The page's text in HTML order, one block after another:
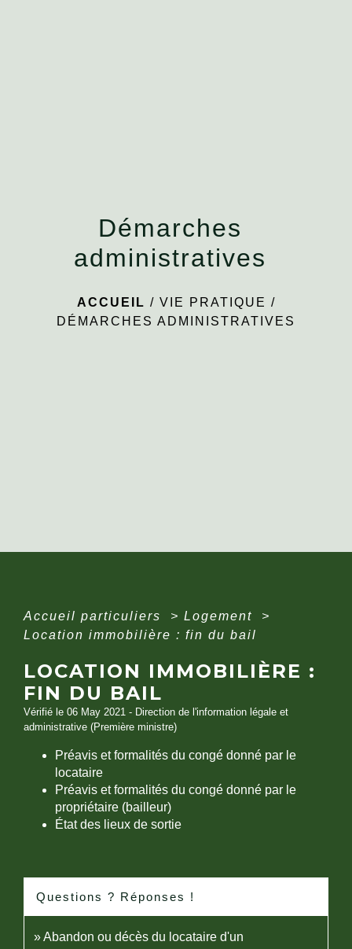
Démarches
administratives
ACCUEIL / VIE PRATIQUE /
DÉMARCHES ADMINISTRATIVES
Accueil particuliers > Logement
>
Location immobilière : fin du bail
LOCATION IMMOBILIÈRE :
FIN DU BAIL
Vérifié le 06 May 2021 - Direction de l'information légale et
administrative (Première ministre)
Préavis et formalités du congé donné par le
locataire
Préavis et formalités du congé donné par le
propriétaire (bailleur)
État des lieux de sortie
Questions ? Réponses !
Abandon ou décès du locataire d'un